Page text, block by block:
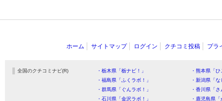
ホーム サイトマップ ログイン クチコミ投稿 プラ
全国のクチコミナビ(R) ・栃木県「栃ナビ！」
・熊本県「
・福島県「ふくラボ！」
・新潟県「
・群馬県「ぐんラボ！」
・香川県「
・石川県「金沢ラボ！」
・鹿児島県